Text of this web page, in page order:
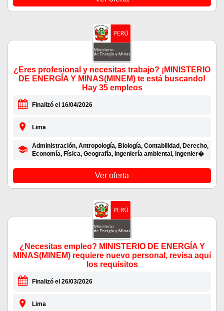
¿Eres profesional y necesitas trabajo? ¡MINISTERIO
DE ENERGÍA Y MINAS(MINEM) te está buscando!
Hay 35 empleos
Finalizó el 16/04/2026
Lima
Administración, Antropología, Biología, Contabilidad, Derecho,
Economía, Física, Geografía, Ingeniería ambiental, Ingenier�
Ver oferta
¿Necesitas empleo? MINISTERIO DE ENERGÍA Y
MINAS(MINEM) requiere nuevo personal, revisa aquí
los requisitos
Finalizó el 26/03/2026
Lima